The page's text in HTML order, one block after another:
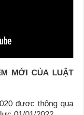
MỚI CỦA LUẬT
được thông qua